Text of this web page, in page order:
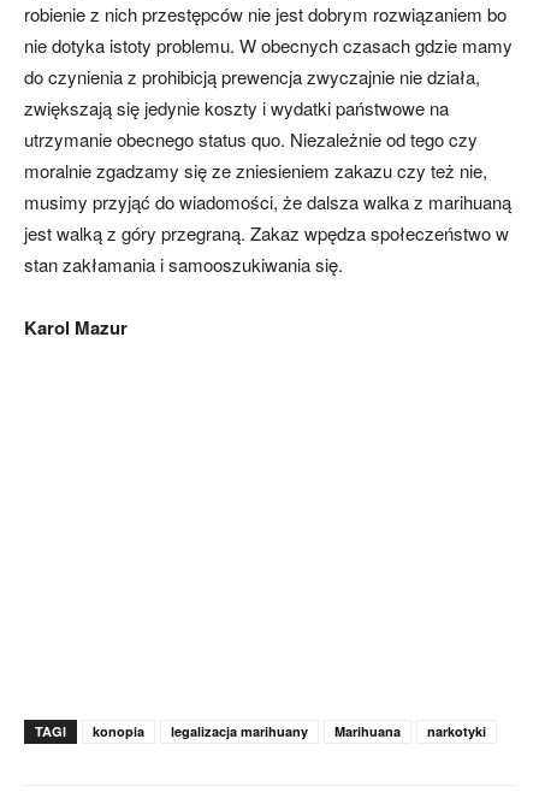
robienie z nich przestępców nie jest dobrym rozwiązaniem bo
nie dotyka istoty problemu. W obecnych czasach gdzie mamy
do czynienia z prohibicją prewencja zwyczajnie nie działa,
zwiększają się jedynie koszty i wydatki państwowe na
utrzymanie obecnego status quo. Niezależnie od tego czy
moralnie zgadzamy się ze zniesieniem zakazu czy też nie,
musimy przyjąć do wiadomości, że dalsza walka z marihuaną
jest walką z góry przegraną. Zakaz wpędza społeczeństwo w
stan zakłamania i samooszukiwania się.
Karol Mazur
TAGI konopia legalizacja marihuany Marihuana narkotyki